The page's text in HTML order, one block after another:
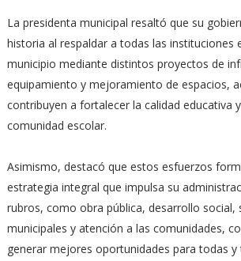
La presidenta municipal resaltó que su
historia al respaldar a todas las instituciones
municipio mediante distintos proyectos de
equipamiento y mejoramiento de espacios,
contribuyen a fortalecer la calidad educativa
comunidad escolar.
Asimismo, destacó que estos esfuerzos
estrategia integral que impulsa su
rubros, como obra pública, desarrollo social,
municipales y atención a las comunidades,
generar mejores oportunidades para todas